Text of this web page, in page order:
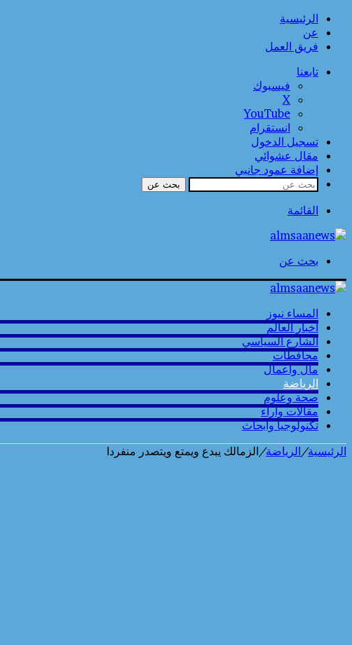
الرئيسية
عن
فريق العمل
تابعنا
فيسبوك
‫X
‫YouTube
انستقرام
تسجيل الدخول
مقال عشوائي
إضافة عمود جانبي
بحث عن
القائمة
بحث عن
المساء نيوز
أخبار العالم
الشارع السياسي
محافطات
مال واعمال
الرياضة
صحة وعلوم
مقالات وارآء
تكنولوجيا وابحاث
الرئيسية/الرياضة/الزمالك يبدع ويمتع ويتصدر منفردا